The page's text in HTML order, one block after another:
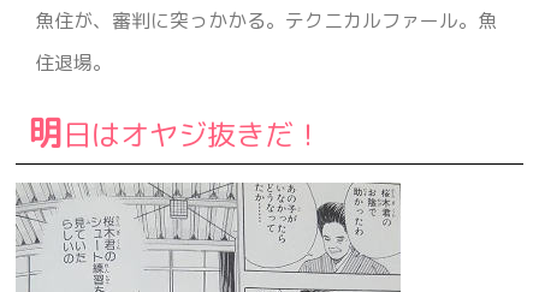
魚住が、審判に突っかかる。テクニカルファール。魚
住退場。
明日はオヤジ抜きだ！